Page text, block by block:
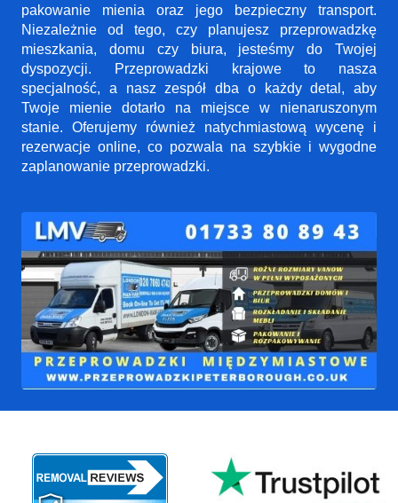
pakowanie mienia oraz jego bezpieczny transport.
Niezależnie od tego, czy planujesz przeprowadzkę
mieszkania, domu czy biura, jesteśmy do Twojej
dyspozycji. Przeprowadzki krajowe to nasza
specjalność, a nasz zespół dba o każdy detal, aby
Twoje mienie dotarło na miejsce w nienaruszonym
stanie. Oferujemy również natychmiastową wycenę i
rezerwacje online, co pozwala na szybkie i wygodne
zaplanowanie przeprowadzki.